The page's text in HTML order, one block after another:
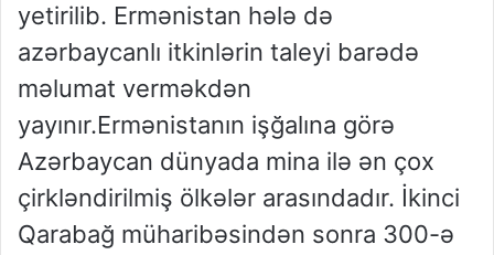
yetirilib. Ermənistan hələ də
azərbaycanlı itkinlərin taleyi barədə
məlumat verməkdən
yayınır.Ermənistanın işğalına görə
Azərbaycan dünyada mina ilə ən çox
çirkləndirilmiş ölkələr arasındadır. İkinci
Qarabağ müharibəsindən sonra 300-ə